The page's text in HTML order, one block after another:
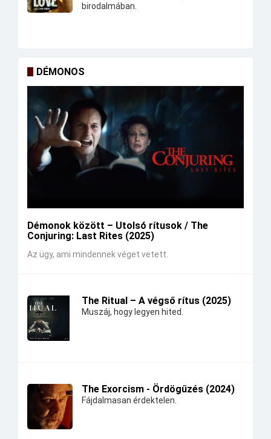
birodalmában.
DÉMONOS
Démonok között – Utolsó rítusok / The
Conjuring: Last Rites (2025)
Az ügy, ami mindennek véget vetett.
The Ritual – A végső rítus (2025)
Muszáj, hogy legyen hited.
The Exorcism - Ördögűzés (2024)
Fájdalmasan érdektelen.